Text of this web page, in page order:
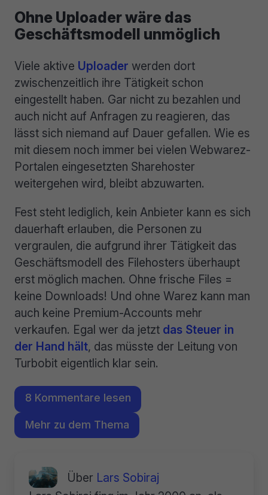
Ohne Uploader wäre das
Geschäftsmodell unmöglich
Viele aktive Uploader werden dort
zwischenzeitlich ihre Tätigkeit schon
eingestellt haben. Gar nicht zu bezahlen und
auch nicht auf Anfragen zu reagieren, das
lässt sich niemand auf Dauer gefallen. Wie es
mit diesem noch immer bei vielen Webwarez-
Portalen eingesetzten Sharehoster
weitergehen wird, bleibt abzuwarten.
Fest steht lediglich, kein Anbieter kann es sich
dauerhaft erlauben, die Personen zu
vergraulen, die aufgrund ihrer Tätigkeit das
Geschäftsmodell des Filehosters überhaupt
erst möglich machen. Ohne frische Files =
keine Downloads! Und ohne Warez kann man
auch keine Premium-Accounts mehr
verkaufen. Egal wer da jetzt das Steuer in
der Hand hält, das müsste der Leitung von
Turbobit eigentlich klar sein.
8 Kommentare lesen
Mehr zu dem Thema
Über Lars Sobiraj